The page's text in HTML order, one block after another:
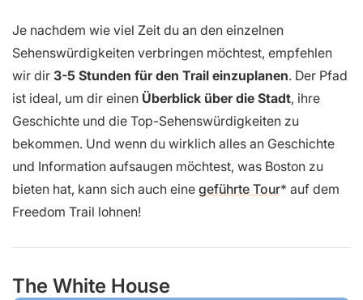
Je nachdem wie viel Zeit du an den einzelnen
Sehenswürdigkeiten verbringen möchtest, empfehlen
wir dir 3-5 Stunden für den Trail einzuplanen. Der Pfad
ist ideal, um dir einen Überblick über die Stadt, ihre
Geschichte und die Top-Sehenswürdigkeiten zu
bekommen. Und wenn du wirklich alles an Geschichte
und Information aufsaugen möchtest, was Boston zu
bieten hat, kann sich auch eine geführte Tour auf dem
Freedom Trail lohnen!
The White House